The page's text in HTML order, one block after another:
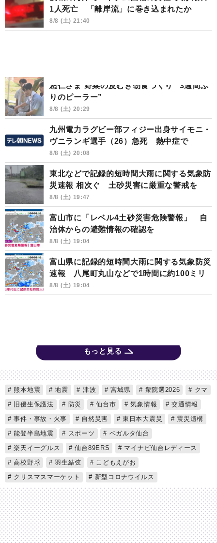
1人死亡 「離岸流」に巻き込まれたか
8/8 (土) 21:40
悠仁さま 野菜の皮むき朝食づくり “3週間ぶ
りのピーラー”
8/8 (土) 20:29
九州電力ラグビー部フィジー出身サイモニ・
ヴニランギ選手（26）急死 熱中症で
8/8 (土) 20:08
東北などで記録的短時間大雨に関する気象防
災速報 相次ぐ 土砂災害に厳重な警戒を
8/8 (土) 19:47
富山市に「レベル4土砂災害危険警報」 自
治体からの避難情報の確認を
8/8 (土) 19:04
富山県に記録的短時間大雨に関する気象防災
速報 八尾町丸山などで1時間に約100ミリ
8/8 (土) 19:04
もっと見る
熊本地震 地震 津波 宮城県 衆院選2026
クマ
旧優生保護法
防災 仙台市 気象情報
交通情報
事件・事故・火事
自然災害 東日本大震災
震災遺構
能登半島地震
スポーツ
ベガルタ仙台
楽天イーグルス
仙台89ERS
マイナビ仙台レディース
高校野球
羽生結弦
こどもえがお
クリスマスマーケット
新型コロナウイルス